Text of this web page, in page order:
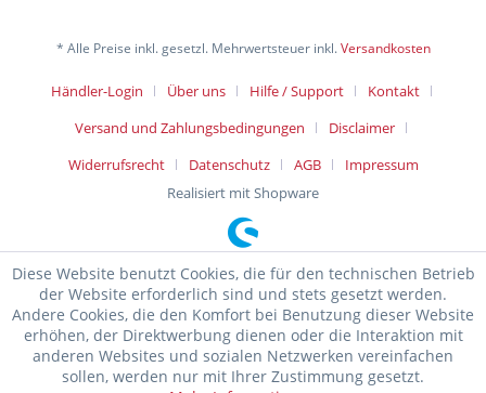
* Alle Preise inkl. gesetzl. Mehrwertsteuer inkl.Versandkosten
Händler-Login Über uns Hilfe / Support
Kontakt
Versand und Zahlungsbedingungen
Disclaimer
Widerrufsrecht
Datenschutz AGB
Impressum
Realisiert mit Shopware
Diese Website benutzt Cookies, die für den technischen Betrieb
der Website erforderlich sind und stets gesetzt werden.
Andere Cookies, die den Komfort bei Benutzung dieser Website
erhöhen, der Direktwerbung dienen oder die Interaktion mit
anderen Websites und sozialen Netzwerken vereinfachen
sollen, werden nur mit Ihrer Zustimmung gesetzt.